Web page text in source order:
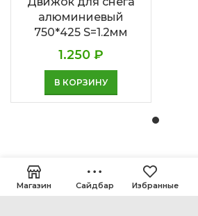
алюминиевый
750*425 S=1.2мм
1.250 ₽
В КОРЗИНУ
Магазин Сайдбар Избранные